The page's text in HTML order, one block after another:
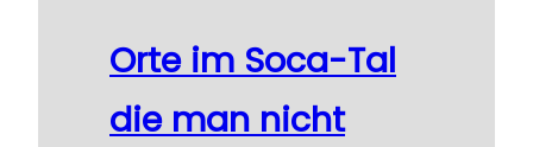
Orte im Soca-Tal
die man nicht